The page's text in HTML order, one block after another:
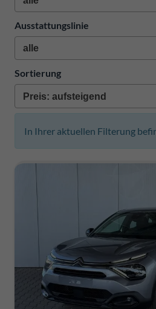
Ausstattungslinie
Sortierung
In Ihrer aktuellen Filterung